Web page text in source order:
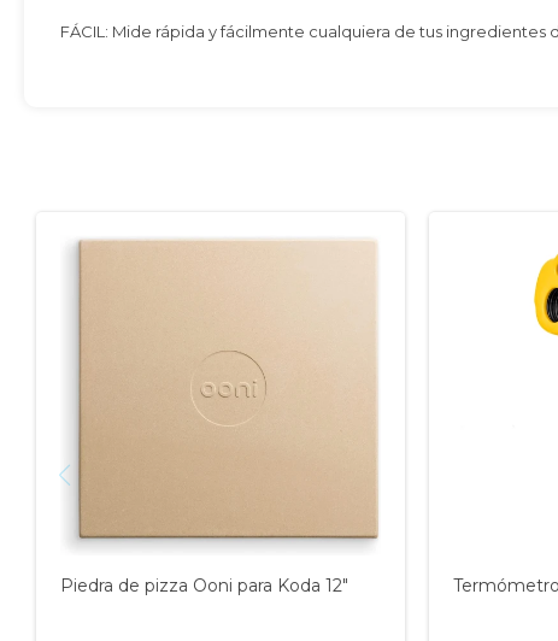
FÁCIL: Mide rápida y fácilmente cualquiera de tus
Piedra de pizza Ooni para Koda 12"